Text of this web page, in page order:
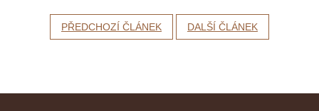
PŘEDCHOZÍ ČLÁNEK DALŠÍ ČLÁNEK
Z